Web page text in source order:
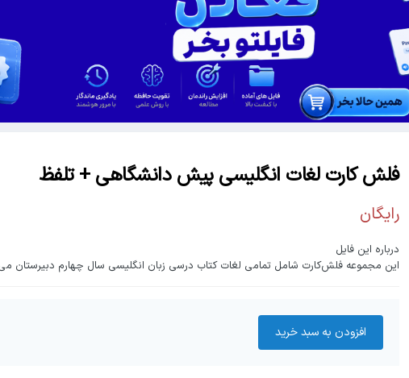
فلش کارت لغات انگلیسی پیش دانشگاهی + تلفظ
رایگان
درباره این فایل
این مجموعه فلش‌کارت شامل تمامی لغات کتاب درسی زبان انگلیسی سال چهارم دبیرستان
افزودن به سبد‌ خرید